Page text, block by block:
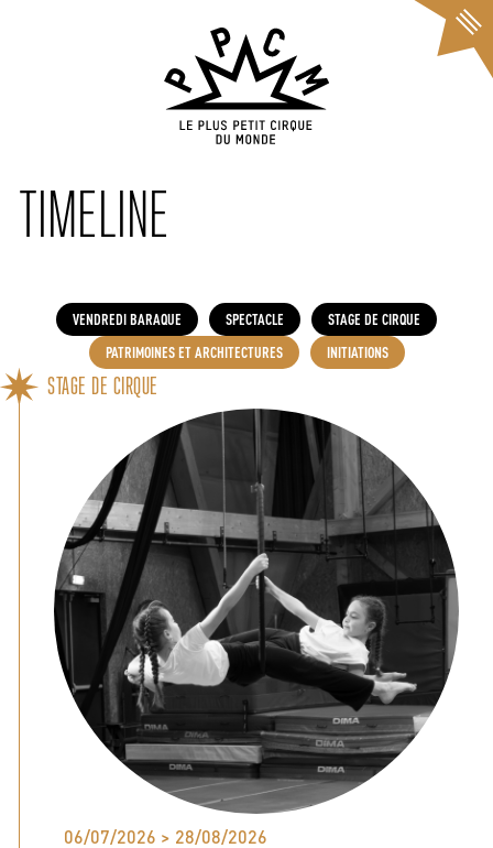
TIMELINE
VENDREDI BARAQUE SPECTACLE
STAGE DE CIRQUE
PATRIMOINES ET ARCHITECTURES
INITIATIONS
STAGE DE CIRQUE
06/07/2026 > 28/08/2026